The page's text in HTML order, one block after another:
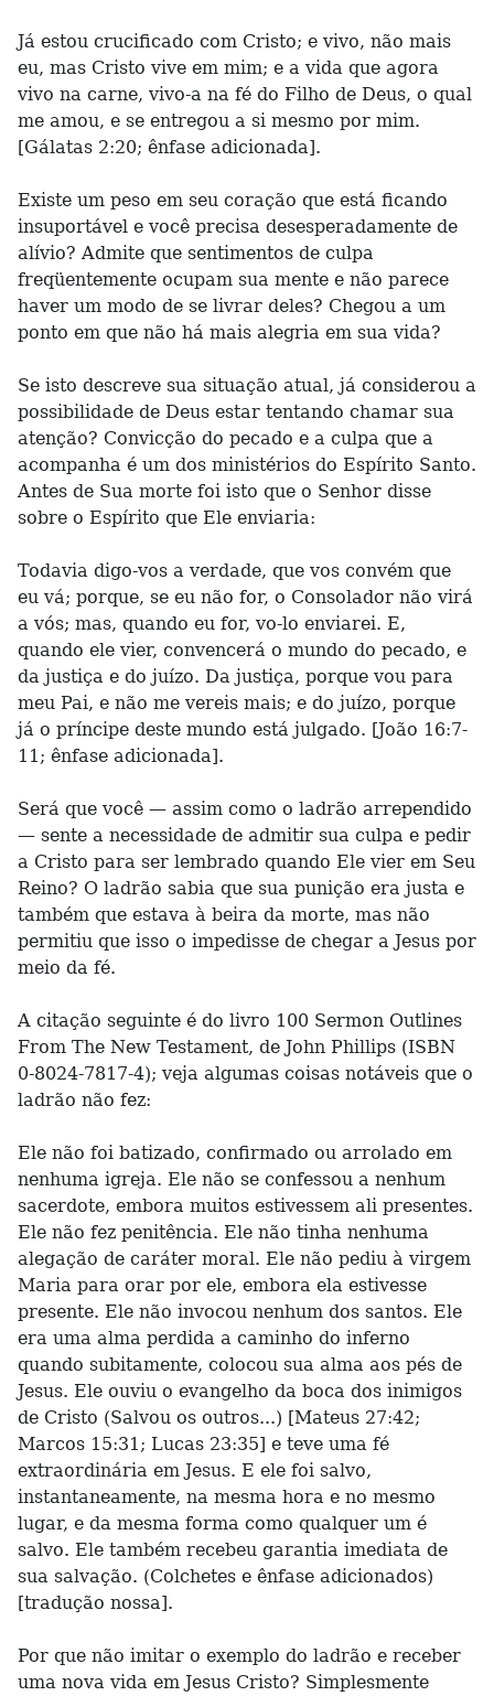
Já estou crucificado com Cristo; e vivo, não mais
eu, mas Cristo vive em mim; e a vida que agora
vivo na carne, vivo-a na fé do Filho de Deus, o qual
me amou, e se entregou a si mesmo por mim.
[Gálatas 2:20; ênfase adicionada].
Existe um peso em seu coração que está ficando
insuportável e você precisa desesperadamente de
alívio? Admite que sentimentos de culpa
freqüentemente ocupam sua mente e não parece
haver um modo de se livrar deles? Chegou a um
ponto em que não há mais alegria em sua vida?
Se isto descreve sua situação atual, já considerou a
possibilidade de Deus estar tentando chamar sua
atenção? Convicção do pecado e a culpa que a
acompanha é um dos ministérios do Espírito Santo.
Antes de Sua morte foi isto que o Senhor disse
sobre o Espírito que Ele enviaria:
Todavia digo-vos a verdade, que vos convém que
eu vá; porque, se eu não for, o Consolador não virá
a vós; mas, quando eu for, vo-lo enviarei. E,
quando ele vier, convencerá o mundo do pecado, e
da justiça e do juízo. Da justiça, porque vou para
meu Pai, e não me vereis mais; e do juízo, porque
já o príncipe deste mundo está julgado. [João 16:7-
11; ênfase adicionada].
Será que você — assim como o ladrão arrependido
— sente a necessidade de admitir sua culpa e pedir
a Cristo para ser lembrado quando Ele vier em Seu
Reino? O ladrão sabia que sua punição era justa e
também que estava à beira da morte, mas não
permitiu que isso o impedisse de chegar a Jesus por
meio da fé.
A citação seguinte é do livro 100 Sermon Outlines
From The New Testament, de John Phillips (ISBN
0-8024-7817-4); veja algumas coisas notáveis que o
ladrão não fez:
Ele não foi batizado, confirmado ou arrolado em
nenhuma igreja. Ele não se confessou a nenhum
sacerdote, embora muitos estivessem ali presentes.
Ele não fez penitência. Ele não tinha nenhuma
alegação de caráter moral. Ele não pediu à virgem
Maria para orar por ele, embora ela estivesse
presente. Ele não invocou nenhum dos santos. Ele
era uma alma perdida a caminho do inferno
quando subitamente, colocou sua alma aos pés de
Jesus. Ele ouviu o evangelho da boca dos inimigos
de Cristo (Salvou os outros...) [Mateus 27:42;
Marcos 15:31; Lucas 23:35] e teve uma fé
extraordinária em Jesus. E ele foi salvo,
instantaneamente, na mesma hora e no mesmo
lugar, e da mesma forma como qualquer um é
salvo. Ele também recebeu garantia imediata de
sua salvação. (Colchetes e ênfase adicionados)
[tradução nossa].
Por que não imitar o exemplo do ladrão e receber
uma nova vida em Jesus Cristo? Simplesmente